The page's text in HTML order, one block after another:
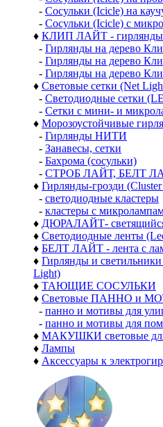
- Сосульки (Icicle) на
- Сосульки (Icicle) с
♦ КЛИП ЛАЙТ - гирлянды
- Гирлянды на дерево
- Гирлянды на дерево
- Гирлянды на дерево
♦ Световые сетки (Net
- Светодиодные сетки
- Сетки с мини- и
♦ Морозоустойчивые
- Гирлянды НИТИ
- Занавесы, сетки
- Бахрома (сосульки)
- СТРОБ ЛАЙТ, БЕЛТ
♦ Гирлянды-грозди
- светодиодные кластеры
- кластеры с
♦ ДЮРАЛАЙТ-
♦ Светодиодные ленты
♦ БЕЛТ ЛАЙТ - лента с
♦ Гирлянды и
Light)
♦ ТАЮЩИЕ СОСУЛЬКИ
♦ Световые ПАННО и
- панно и мотивы для
- панно и мотивы для
♦ МАКУШКИ световые
♦ Лампы
♦ Аксессуары к